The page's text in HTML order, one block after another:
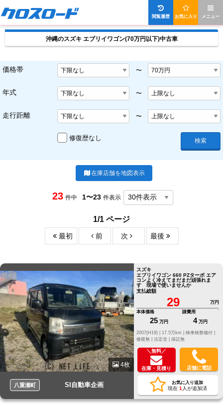
メニュー
お気に入り
閲覧履歴
沖縄のスズキ エブリイワゴン(70万円以下)中古車
価格帯 〜
年式 〜
走行距離 〜
修復歴なし 検索
在庫店舗を地図表示
23 件中 1〜23 件表示
1/1 ページ
最初 前 次 最後
4枚
八重瀬町 SI自動車企画
スズキ
エブリイワゴン 660 PZターボ エア
コンよく冷えてまだまだ頑張れま
す 現場で使いませんか
支払総額
29
万円
本体価格
25 万円
諸費用
4 万円
修復無 | 法定含 | 保証無
＼無料／
在庫・見積り 店舗に電話
お気に入り追加
現在 1 人が追加済